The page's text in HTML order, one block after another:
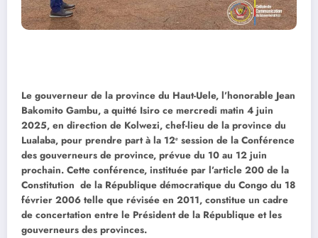
Le gouverneur de la province du Haut-Uele, l’honorable Jean
Bakomito Gambu, a quitté Isiro ce mercredi matin 4 juin
2025, en direction de Kolwezi, chef-lieu de la province du
Lualaba, pour prendre part à la 12ᵉ session de la Conférence
des gouverneurs de province, prévue du 10 au 12 juin
prochain. Cette conférence, instituée par l’article 200 de la
Constitution de la République démocratique du Congo du 18
février 2006 telle que révisée en 2011, constitue un cadre
de concertation entre le Président de la République et les
gouverneurs des provinces.